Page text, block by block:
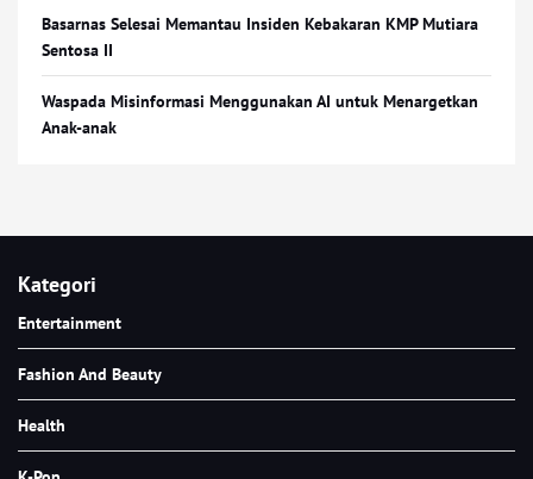
Basarnas Selesai Memantau Insiden Kebakaran KMP Mutiara
Sentosa II
Waspada Misinformasi Menggunakan AI untuk Menargetkan
Anak-anak
Kategori
Entertainment
Fashion And Beauty
Health